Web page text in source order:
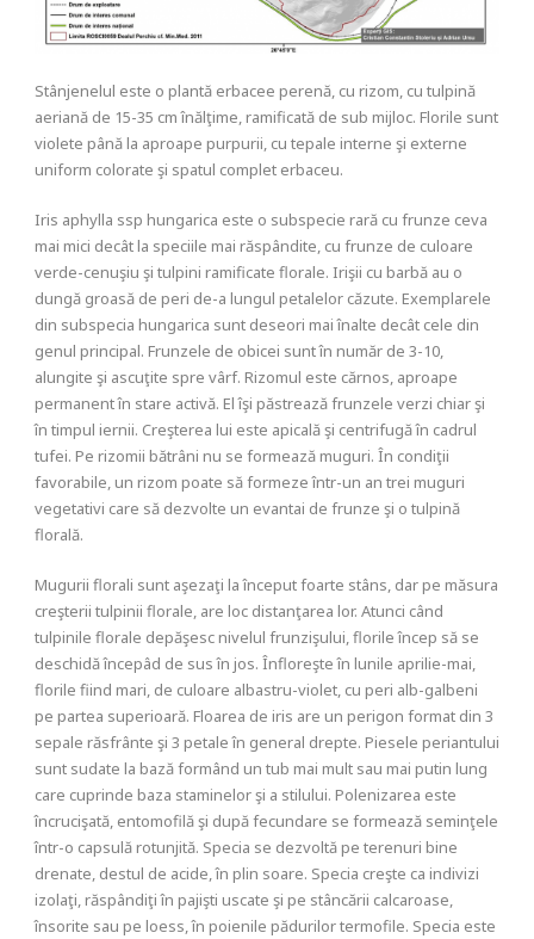
Stânjenelul este o plantă erbacee perenă, cu rizom, cu tulpină
aeriană de 15-35 cm înălţime, ramificată de sub mijloc. Florile sunt
violete până la aproape purpurii, cu tepale interne şi externe
uniform colorate şi spatul complet erbaceu.
Iris aphylla ssp hungarica este o subspecie rară cu frunze ceva
mai mici decât la speciile mai răspândite, cu frunze de culoare
verde-cenuşiu şi tulpini ramificate florale. Irişii cu barbă au o
dungă groasă de peri de-a lungul petalelor căzute. Exemplarele
din subspecia hungarica sunt deseori mai înalte decât cele din
genul principal. Frunzele de obicei sunt în număr de 3-10,
alungite şi ascuţite spre vârf. Rizomul este cărnos, aproape
permanent în stare activă. El îşi păstrează frunzele verzi chiar şi
în timpul iernii. Creşterea lui este apicală şi centrifugă în cadrul
tufei. Pe rizomii bătrâni nu se formează muguri. În condiţii
favorabile, un rizom poate să formeze într-un an trei muguri
vegetativi care să dezvolte un evantai de frunze şi o tulpină
florală.
Mugurii florali sunt aşezaţi la început foarte stâns, dar pe măsura
creşterii tulpinii florale, are loc distanţarea lor. Atunci când
tulpinile florale depăşesc nivelul frunzişului, florile încep să se
deschidă începâd de sus în jos. Înfloreşte în lunile aprilie-mai,
florile fiind mari, de culoare albastru-violet, cu peri alb-galbeni
pe partea superioară. Floarea de iris are un perigon format din 3
sepale răsfrânte şi 3 petale în general drepte. Piesele periantului
sunt sudate la bază formând un tub mai mult sau mai putin lung
care cuprinde baza staminelor şi a stilului. Polenizarea este
încrucişată, entomofilă şi după fecundare se formează seminţele
într-o capsulă rotunjită. Specia se dezvoltă pe terenuri bine
drenate, destul de acide, în plin soare. Specia creşte ca indivizi
izolaţi, răspândiţi în pajişti uscate şi pe stâncării calcaroase,
însorite sau pe loess, în poienile pădurilor termofile. Specia este